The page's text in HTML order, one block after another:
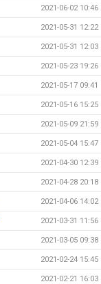
2021-06-02 10:46
2021-05-31 12:22
2021-05-31 12:03
2021-05-23 19:26
2021-05-17 09:41
2021-05-16 15:25
2021-05-09 21:59
2021-05-04 15:47
2021-04-30 12:39
2021-04-28 20:18
2021-04-06 14:02
2021-03-31 11:56
2021-03-05 09:38
2021-02-24 15:45
2021-02-21 16:03